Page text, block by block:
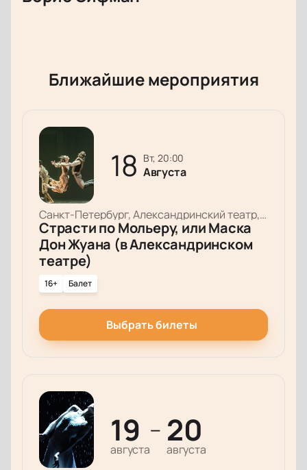
Ближайшие мероприятия
18 вт, 20:00
Августа
Санкт-Петербург, Александринский театр, Основная сцена
Страсти по Мольеру, или Маска
Дон Жуана (в Александринском
театре)
16+ Балет
Выбрать билеты
19
августа
— 20
августа